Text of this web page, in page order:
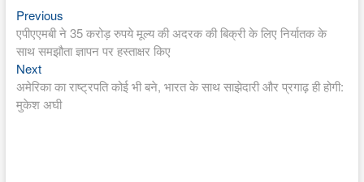
Post
navigation
PreviousPrevious
post:
एपीएएमबी ने 35 करोड़ रुपये मूल्य की अदरक की बिक्री के लिए निर्यातक के
साथ समझौता ज्ञापन पर हस्ताक्षर किए
NextNext
post:
अमेरिका का राष्ट्रपति कोई भी बने, भारत के साथ साझेदारी और प्रगाढ़ ही होगी:
मुकेश अघी